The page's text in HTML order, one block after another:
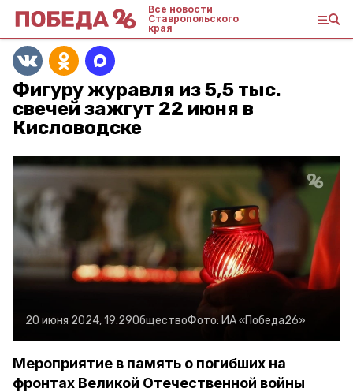
Все новости
Ставропольского
края
Фигуру журавля из 5,5 тыс.
свечей зажгут 22 июня в
Кисловодске
20 июня 2024, 19:29ОбществоФото: ИА «Победа26»
Мероприятие в память о погибших на
фронтах Великой Отечественной войны